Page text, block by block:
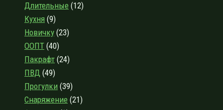
Длительные (12)
Кухня (9)
Новичку (23)
ООПТ (40)
Пакрафт (24)
ПВД (49)
Прогулки (39)
Снаряжение (21)